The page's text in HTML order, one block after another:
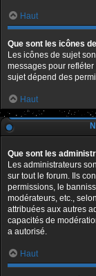
Haut
Que sont les icônes
Les icônes de sujet
messages pour
sujet dépend des
Haut
Que sont les
Les administrateurs
sur tout le forum. Ils
permissions, le
modérateurs, etc.,
attribuées aux autres
capacités de
a autorisé.
Haut